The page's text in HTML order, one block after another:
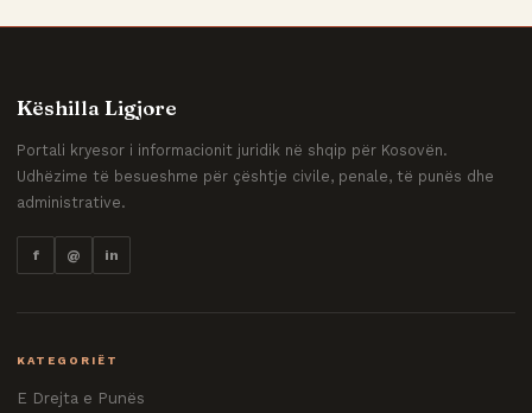
Këshilla Ligjore
Portali kryesor i informacionit juridik në shqip për Kosovën.
Udhëzime të besueshme për çështje civile, penale, të punës dhe
administrative.
f @ in
KATEGORIËT
E Drejta e Punës